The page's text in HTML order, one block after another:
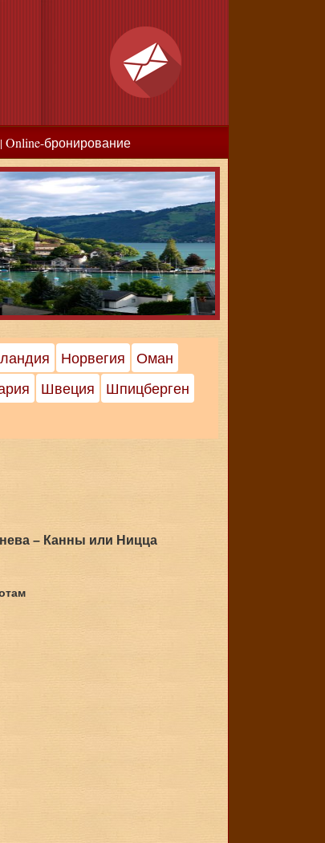
| Online-бронирование
Норвегия
Оман
Швеция
Шпицберген
– Канны или Ницца